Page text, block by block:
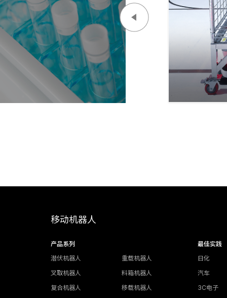
移动机器人
产品系列
潜伏机器人
重载机器人
叉取机器人
料箱机器人
复合机器人
移载机器人
最佳实践
日化
汽车
3C电子